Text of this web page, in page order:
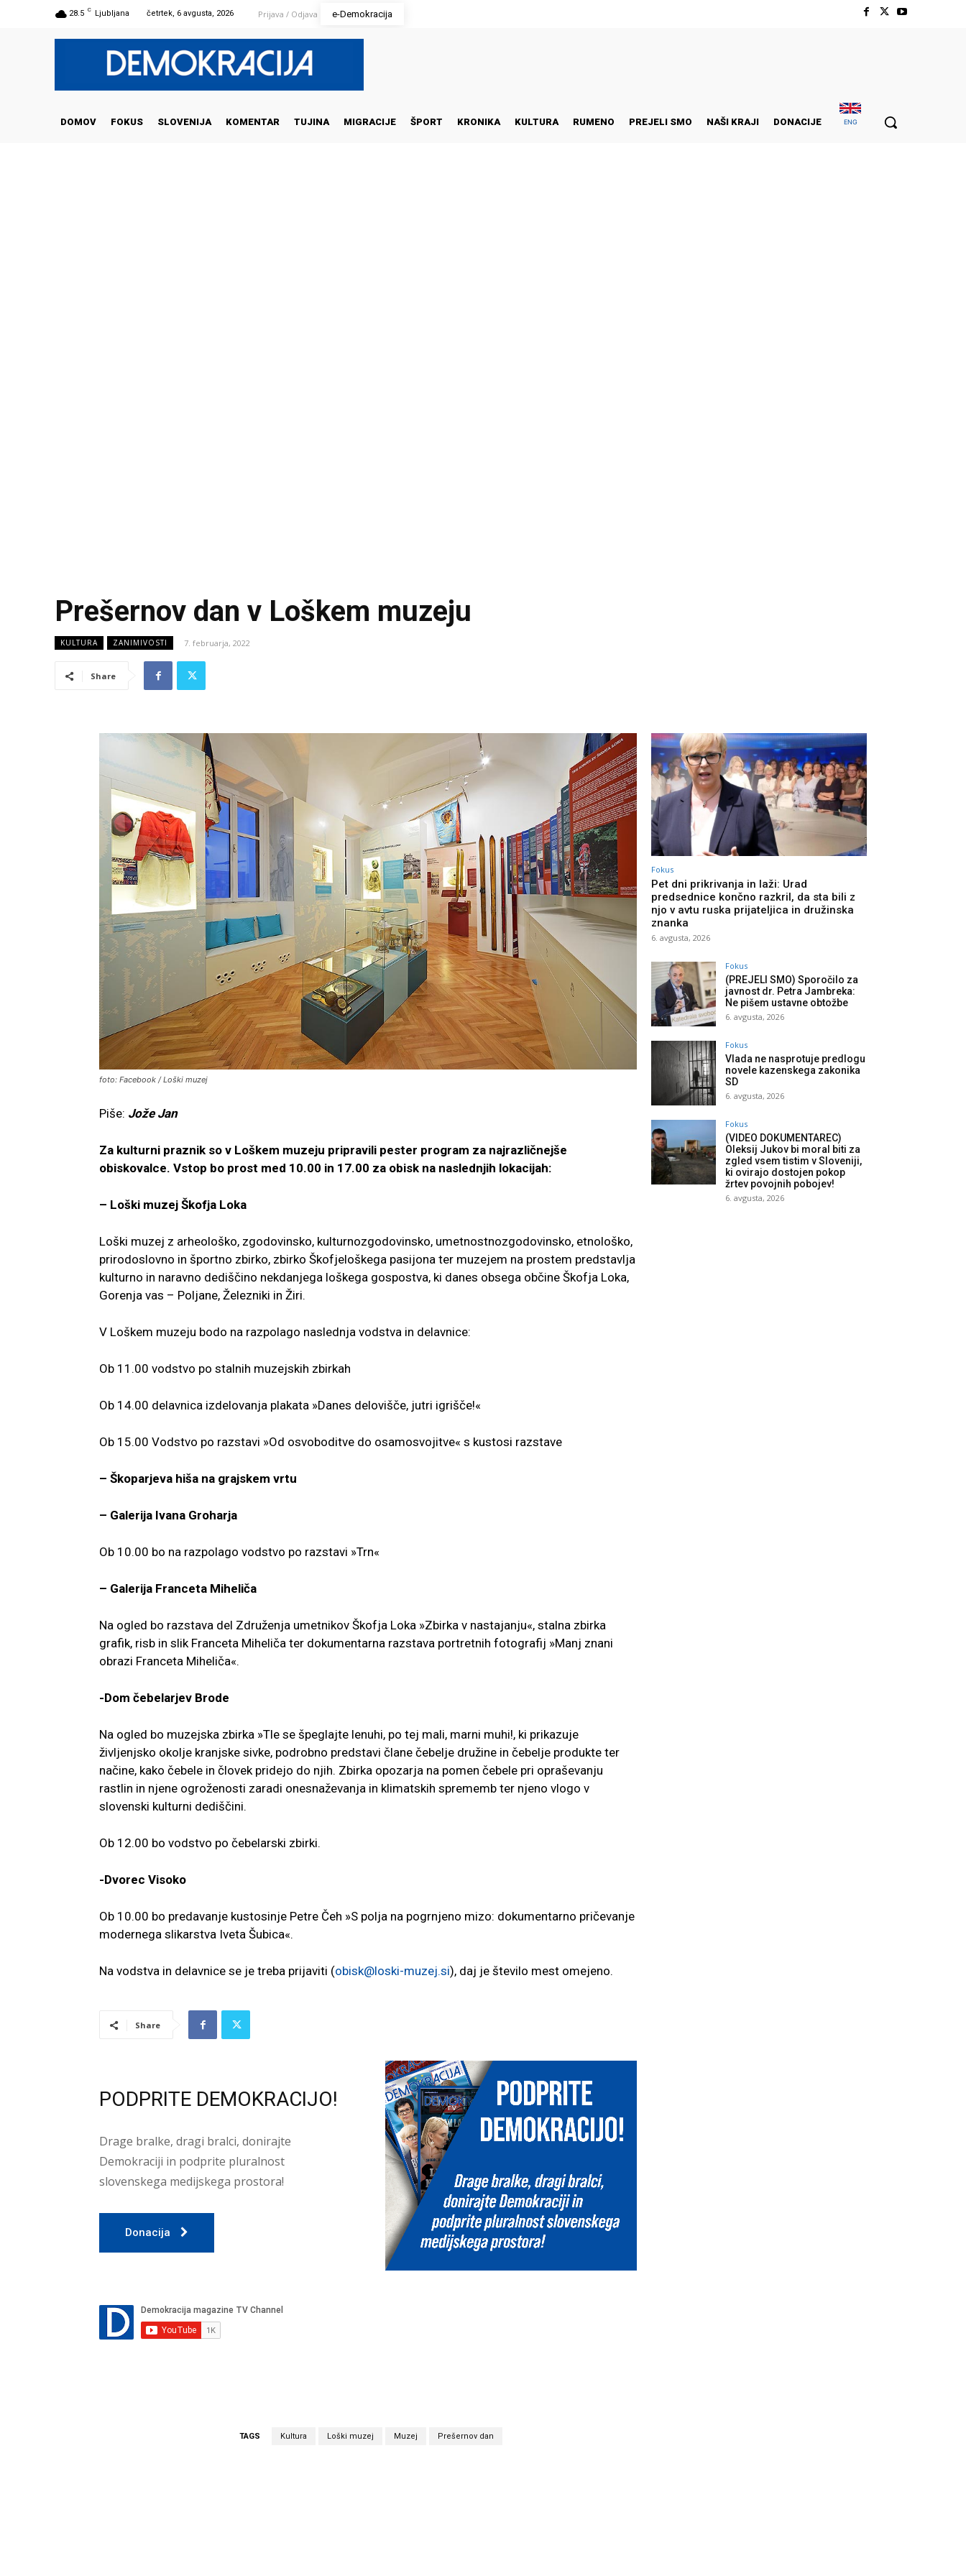
28.5 C Ljubljana četrtek, 6 avgusta, 2026 Prijava / Odjava e-Demokracija
DOMOV FOKUS SLOVENIJA KOMENTAR TUJINA MIGRACIJE ŠPORT KRONIKA KULTURA RUMENO PREJELI SMO NAŠI KRAJI DONACIJE ENG
Prešernov dan v Loškem muzeju
KULTURA ZANIMIVOSTI 7. februarja, 2022
Share
foto: Facebook / Loški muzej
Piše: Jože Jan
Za kulturni praznik so v Loškem muzeju pripravili pester program za najrazličnejše
obiskovalce. Vstop bo prost med 10.00 in 17.00 za obisk na naslednjih lokacijah:
– Loški muzej Škofja Loka
Loški muzej z arheološko, zgodovinsko, kulturnozgodovinsko, umetnostnozgodovinsko, etnološko,
prirodoslovno in športno zbirko, zbirko Škofjeloškega pasijona ter muzejem na prostem predstavlja
kulturno in naravno dediščino nekdanjega loškega gospostva, ki danes obsega občine Škofja Loka,
Gorenja vas – Poljane, Železniki in Žiri.
V Loškem muzeju bodo na razpolago naslednja vodstva in delavnice:
Ob 11.00 vodstvo po stalnih muzejskih zbirkah
Ob 14.00 delavnica izdelovanja plakata »Danes delovišče, jutri igrišče!«
Ob 15.00 Vodstvo po razstavi »Od osvoboditve do osamosvojitve« s kustosi razstave
– Škoparjeva hiša na grajskem vrtu
– Galerija Ivana Groharja
Ob 10.00 bo na razpolago vodstvo po razstavi »Trn«
– Galerija Franceta Miheliča
Na ogled bo razstava del Združenja umetnikov Škofja Loka »Zbirka v nastajanju«, stalna zbirka
grafik, risb in slik Franceta Miheliča ter dokumentarna razstava portretnih fotografij »Manj znani
obrazi Franceta Miheliča«.
-Dom čebelarjev Brode
Na ogled bo muzejska zbirka »Tle se špeglajte lenuhi, po tej mali, marni muhi!, ki prikazuje
življenjsko okolje kranjske sivke, podrobno predstavi člane čebelje družine in čebelje produkte ter
načine, kako čebele in človek pridejo do njih. Zbirka opozarja na pomen čebele pri opraševanju
rastlin in njene ogroženosti zaradi onesnaževanja in klimatskih sprememb ter njeno vlogo v
slovenski kulturni dediščini.
Ob 12.00 bo vodstvo po čebelarski zbirki.
-Dvorec Visoko
Ob 10.00 bo predavanje kustosinje Petre Čeh »S polja na pogrnjeno mizo: dokumentarno pričevanje
modernega slikarstva Iveta Šubica«.
Na vodstva in delavnice se je treba prijaviti (obisk@loski-muzej.si), daj je število mest omejeno.
Share
PODPRITE DEMOKRACIJO!
Drage bralke, dragi bralci, donirajte
Demokraciji in podprite pluralnost
slovenskega medijskega prostora!
Donacija
TAGS Kultura Loški muzej Muzej Prešernov dan
Fokus
Pet dni prikrivanja in laži: Urad
predsednice končno razkril, da sta bili z
njo v avtu ruska prijateljica in družinska
znanka
6. avgusta, 2026
Fokus
(PREJELI SMO) Sporočilo za
javnost dr. Petra Jambreka:
Ne pišem ustavne obtožbe
6. avgusta, 2026
Fokus
Vlada ne nasprotuje predlogu
novele kazenskega zakonika
SD
6. avgusta, 2026
Fokus
(VIDEO DOKUMENTAREC)
Oleksij Jukov bi moral biti za
zgled vsem tistim v Sloveniji,
ki ovirajo dostojen pokop
žrtev povojnih pobojev!
6. avgusta, 2026